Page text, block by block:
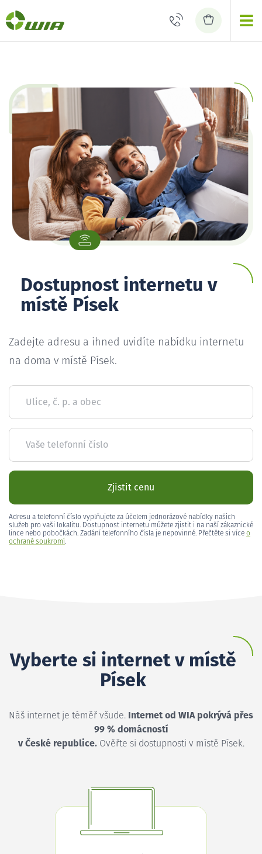
Dostupnost internetu v
místě Písek
Zadejte adresu a ihned uvidíte nabídku internetu
na doma v místě Písek.
Ulice, č. p. a obec
Vaše telefonní číslo
Zjistit cenu
Adresu a telefonní číslo vyplňujete za účelem jednorázové nabídky našich
služeb pro vaši lokalitu. Dostupnost internetu můžete zjistit i na naší zákaznické
lince nebo pobočkách. Zadání telefonního čísla je nepovinné. Přečtěte si více o
ochraně soukromí.
Vyberte si internet v místě
Písek
Náš internet je téměř všude. Internet od WIA pokrývá přes
99 % domácností
v České republice.Ověřte si dostupnosti v místě Písek.